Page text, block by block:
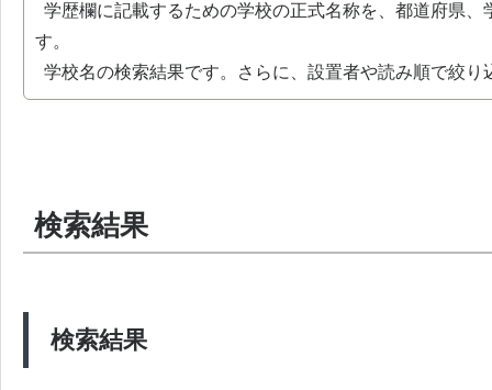
学歴欄に記載するための学校の正式名称を、都道府県
す。
学校名の検索結果です。さらに、設置者や読み順で絞り
検索結果
検索結果